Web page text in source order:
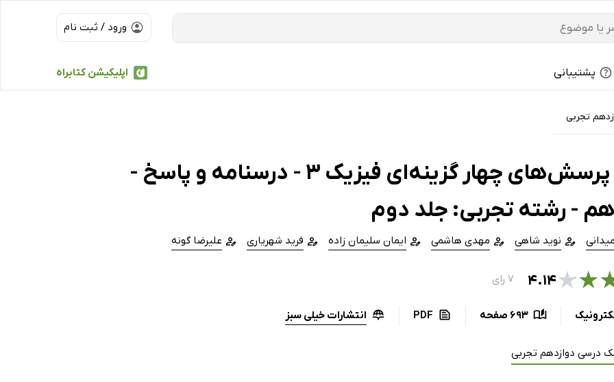
ورود / ثبت نام
اپلیکیشن کتابراه پشتیبانی
تجربی
کتاب پرسش‌های چهار گزینه‌ای فیزیک 3 - درسنامه و پاسخ -
- رشته تجربی: جلد دوم
نوید شاهی مهدی هاشمی ایمان سلیمان زاده فرید شهریاری علیرضا گونه
★
★۴.۱۴ ۷ رای
693 صفحه PDF انتشارات خیلی سبز
درسی دوازدهم تجربی